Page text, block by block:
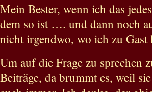
Mein Bester, wenn ich das
dem so ist …. und dann noch
nicht irgendwo, wo ich zu
Um auf die Frage zu sprechen
Beiträge, da brummt es, weil